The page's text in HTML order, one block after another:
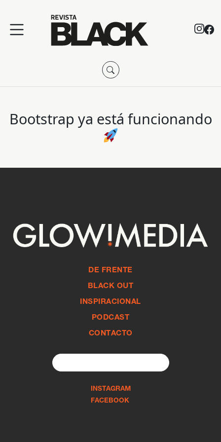
Bootstrap ya está funcionando
DE FRENTE
BLACK OUT
INSPIRACIONAL
PODCAST
CONTACTO
for:
INSTAGRAM
FACEBOOK